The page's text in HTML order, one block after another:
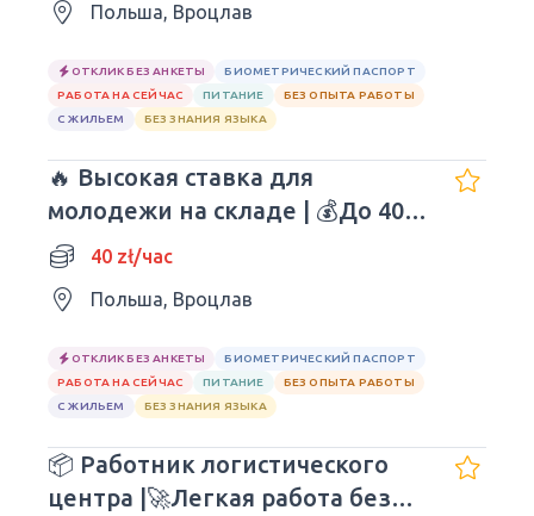
Польша, Вроцлав
ОТКЛИК БЕЗ АНКЕТЫ
БИОМЕТРИЧЕСКИЙ ПАСПОРТ
РАБОТА НА СЕЙЧАС
ПИТАНИЕ
БЕЗ ОПЫТА РАБОТЫ
С ЖИЛЬЕМ
БЕЗ ЗНАНИЯ ЯЗЫКА
🔥 Высокая ставка для
молодежи на складе | 💰До 40
зл/час нетто
40 zł/час
Польша, Вроцлав
ОТКЛИК БЕЗ АНКЕТЫ
БИОМЕТРИЧЕСКИЙ ПАСПОРТ
РАБОТА НА СЕЙЧАС
ПИТАНИЕ
БЕЗ ОПЫТА РАБОТЫ
С ЖИЛЬЕМ
БЕЗ ЗНАНИЯ ЯЗЫКА
📦 Работник логистического
центра |🚀Легкая работа без